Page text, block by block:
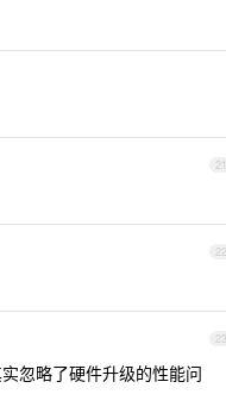
21
22
23
忽略了硬件升级的性能问